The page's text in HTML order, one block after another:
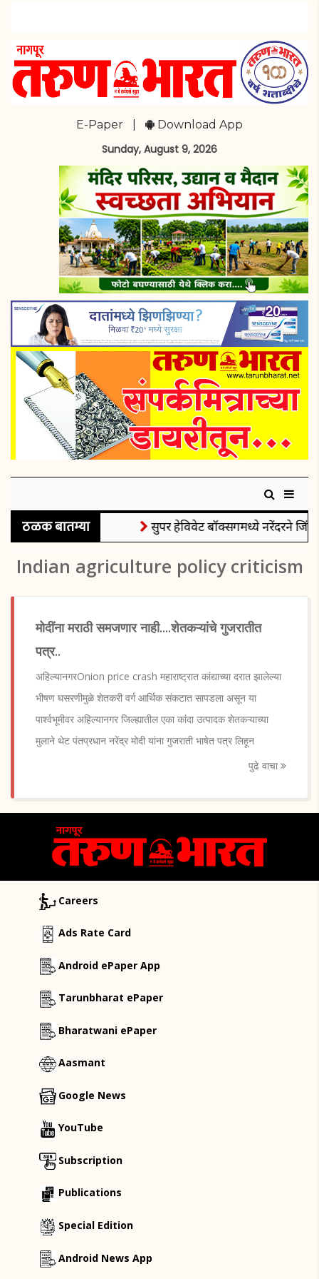
E-Paper Download App
Sunday, August 9, 2026
ठळक बातम्या सुपर हेविवेट बॉक्सिंगमध्ये नरेंदरने
Indian agriculture policy criticism
मोदींना मराठी समजणार नाही....शेतकऱ्यांचे गुजरातीत
पत्र..
अहिल्यानगरOnion price crash महाराष्ट्रात कांद्याच्या दरात झालेल्या
भीषण घसरणीमुळे शेतकरी वर्ग आर्थिक संकटात सापडला असून या
पार्श्वभूमीवर अहिल्यानगर जिल्ह्यातील एका कांदा उत्पादक शेतकऱ्याच्या
मुलाने थेट पंतप्रधान नरेंद्र मोदी यांना गुजराती भाषेत पत्र लिहून
पुढे वाचा
Careers
Ads Rate Card
Android ePaper App
Tarunbharat ePaper
Bharatwani ePaper
Aasmant
Google News
YouTube
Subscription
Publications
Special Edition
Android News App